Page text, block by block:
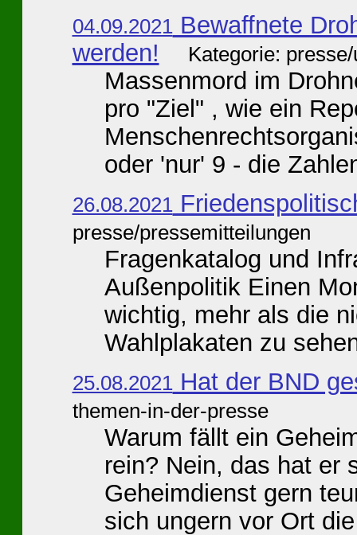
04.09.2021 Bewaffnete
werden!
Kategorie:
Massenmord im
pro "Ziel" , wie ein
oder 'nur' 9 - die
26.08.2021
presse/pressemitteilungen
Fragenkatalog und
Außenpolitik Einen
wichtig, mehr als die
Wahlplakaten zu
25.08.2021 Hat der BND
themen-in-der-presse
Warum fällt ein
rein? Nein, das hat er
Geheimdienst gern
sich ungern vor Ort